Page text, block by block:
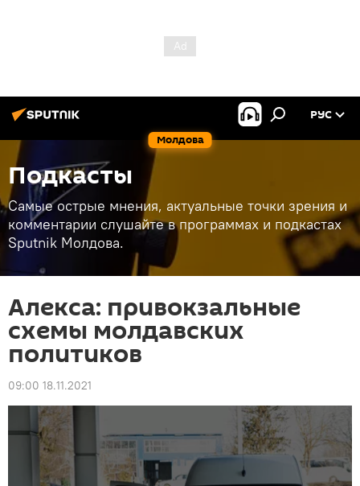
Молдова
РУС
Подкасты
Самые острые мнения, актуальные точки зрения и
комментарии слушайте в программах и подкастах
Sputnik Молдова.
Алекса: привокзальные
схемы молдавских
политиков
09:00 18.11.2021